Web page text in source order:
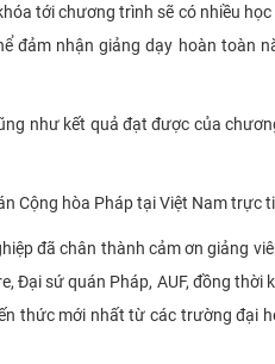
tới chương trình sẽ có nhiều học
đảm nhận giảng dạy hoàn toàn
như kết quả đạt được của
Cộng hòa Pháp tại Việt Nam trực
đã chân thành cảm ơn giảng
Đại sứ quán Pháp, AUF, đồng thời
thức mới nhất từ các trường đại